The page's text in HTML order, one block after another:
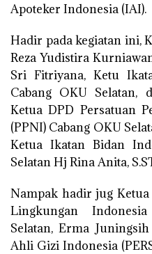
Apoteker Indonesia (IAI).
Hadir pada kegiatan ini,
Reza Yudistira
Sri Fitriyana, Ketu
Cabang OKU Selatan,
Ketua DPD Persatuan
(PPNI) Cabang OKU
Ketua Ikatan Bidan
Selatan Hj Rina Anita,
Nampak hadir jug
Lingkungan
Selatan, Erma
Ahli Gizi Indonesia